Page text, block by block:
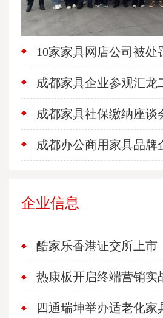
10家家具网店公司被处
成都家具企业参观汇龙
成都家具社保缴纳座谈
成都办公商用家具品牌
企业信息
酷家乐香港证交所上市
热康板开启终端营销实
四通瑞坤举办适老化家